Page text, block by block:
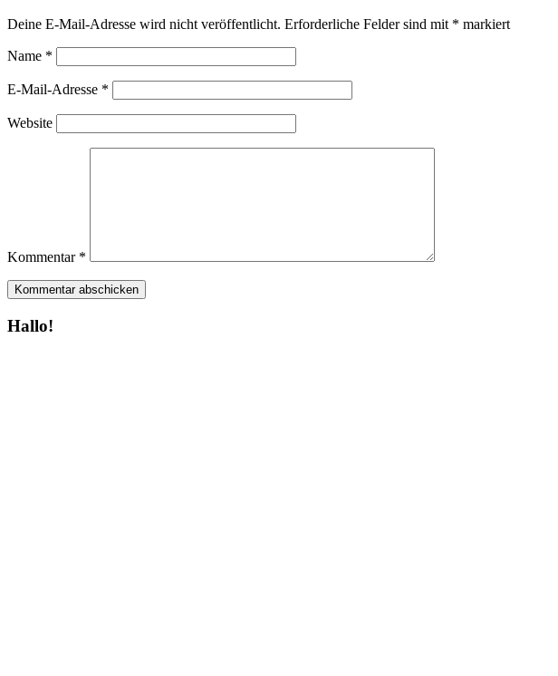
Deine E-Mail-Adresse wird nicht veröffentlicht. Erforderliche Felder sind mit * markiert
Name *
E-Mail-Adresse *
Website
Kommentar *
Hallo!